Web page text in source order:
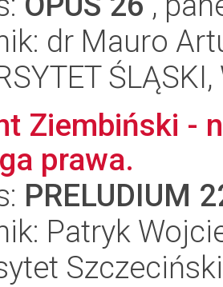
dr Mauro
Ziembiński -
prawa.
PRELUDIUM
Patryk